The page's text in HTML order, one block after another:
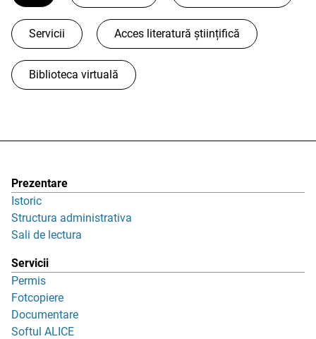
Servicii Acces literatură științifică
Biblioteca virtuală
Prezentare
Istoric
Structura administrativa
Sali de lectura
Servicii
Permis
Fotcopiere
Documentare
Softul ALICE